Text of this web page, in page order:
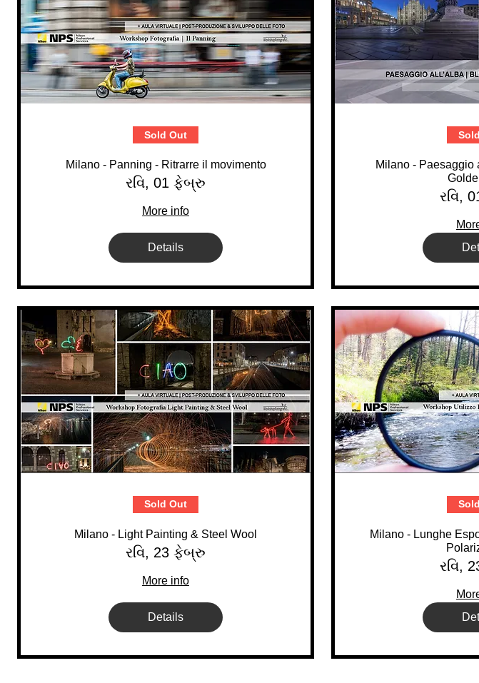
Sold Out
Milano - Panning - Ritrarre il movimento
રવિ, 01 ફેબ્રુ
More info
Details
Milano - Paesaggio
રવિ,
Sold Out
Milano - Light Painting & Steel Wool
રવિ, 23 ફેબ્રુ
More info
Details
Milano - Lunghe
રવિ,